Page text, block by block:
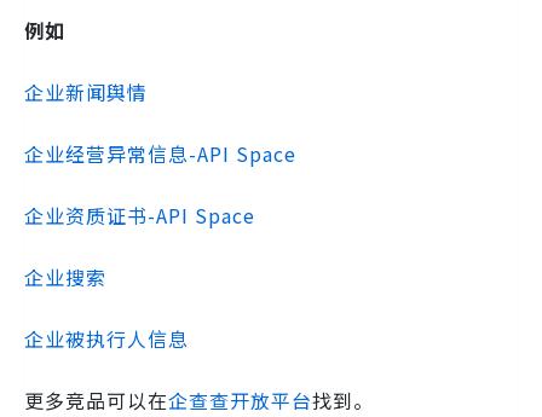
例如
企业新闻舆情
企业经营异常信息-API Space
企业资质证书-API Space
企业搜索
企业被执行人信息
更多竞品可以在企查查开放平台找到。